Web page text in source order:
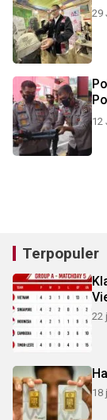
29
12
Terpopuler
22
18